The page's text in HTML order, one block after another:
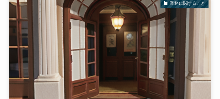
業務に関すること